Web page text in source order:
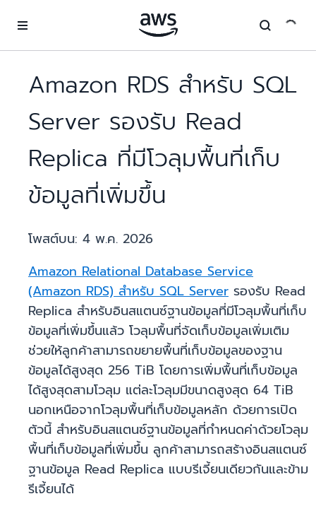
Amazon RDS สำหรับ SQL
Server รองรับ Read
Replica ที่มีโวลุมพื้นที่เก็บ
ข้อมูลที่เพิ่มขึ้น
โพสต์บน: 4 พ.ค. 2026
Amazon Relational Database Service
(Amazon RDS) สำหรับ SQL Server รองรับ Read
Replica สำหรับอินสแตนซ์ฐานข้อมูลที่มีโวลุมพื้นที่เก็บ
ข้อมูลที่เพิ่มขึ้นแล้ว โวลุมพื้นที่จัดเก็บข้อมูลเพิ่มเติม
ช่วยให้ลูกค้าสามารถขยายพื้นที่เก็บข้อมูลของฐาน
ข้อมูลได้สูงสุด 256 TiB โดยการเพิ่มพื้นที่เก็บข้อมูล
ได้สูงสุดสามโวลุม แต่ละโวลุมมีขนาดสูงสุด 64 TiB
นอกเหนือจากโวลุมพื้นที่เก็บข้อมูลหลัก ด้วยการเปิด
ตัวนี้ สำหรับอินสแตนซ์ฐานข้อมูลที่กำหนดค่าด้วยโวลุม
พื้นที่เก็บข้อมูลที่เพิ่มขึ้น ลูกค้าสามารถสร้างอินสแตนซ์
ฐานข้อมูล Read Replica แบบรีเจี้ยนเดียวกันและข้าม
รีเจี้ยนได้